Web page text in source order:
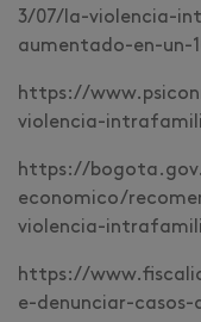
3/07/la-violencia-
aumentado-en-un-
https://
violencia-
https://
economico/
violencia-
https://
e-denunciar-